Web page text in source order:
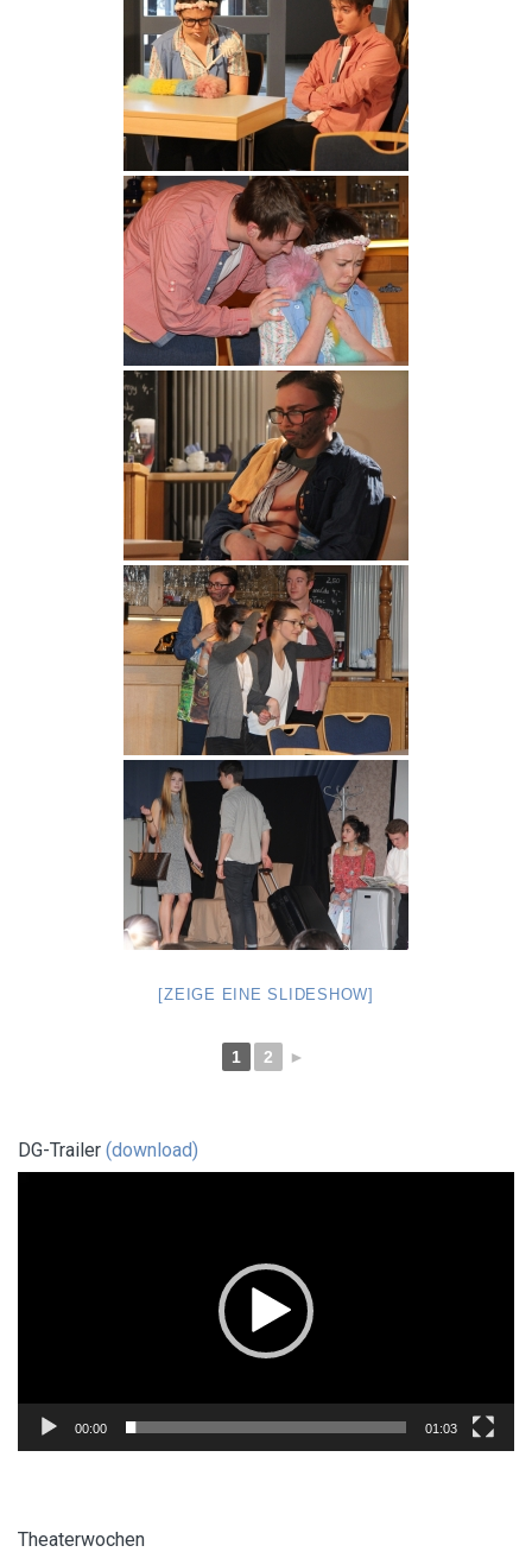
[ZEIGE EINE SLIDESHOW]
1 2 ►
DG-Trailer (download)
00:00 01:03
Theaterwochen